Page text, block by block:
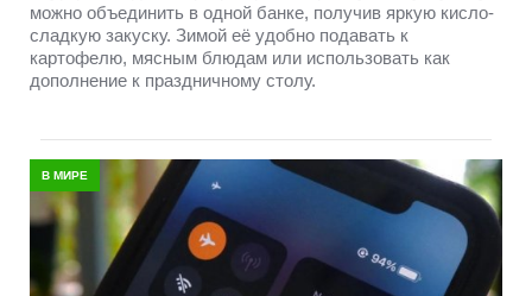
можно объединить в одной банке, получив яркую кисло-
сладкую закуску. Зимой её удобно подавать к
картофелю, мясным блюдам или использовать как
дополнение к праздничному столу.
В МИРЕ